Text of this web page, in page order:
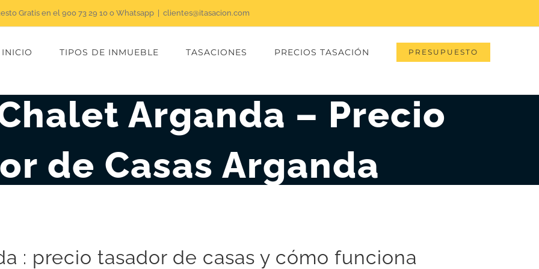
Gratis en el 900 73 29 10 o Whatsapp clientes@itasacion.com
INICIO TIPOS DE INMUEBLE TASACIONES PRECIOS TASACIÓN PRESUPUESTO
Arganda – Precio
de Casas Arganda
: precio tasador de casas y cómo funciona